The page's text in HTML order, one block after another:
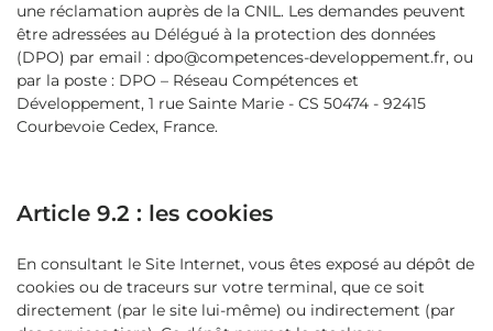
une réclamation auprès de la CNIL. Les demandes peuvent
être adressées au Délégué à la protection des données
(DPO) par email : dpo@competences-developpement.fr, ou
par la poste : DPO – Réseau Compétences et
Développement, 1 rue Sainte Marie - CS 50474 - 92415
Courbevoie Cedex, France.
Article 9.2 : les cookies
En consultant le Site Internet, vous êtes exposé au dépôt de
cookies ou de traceurs sur votre terminal, que ce soit
directement (par le site lui-même) ou indirectement (par